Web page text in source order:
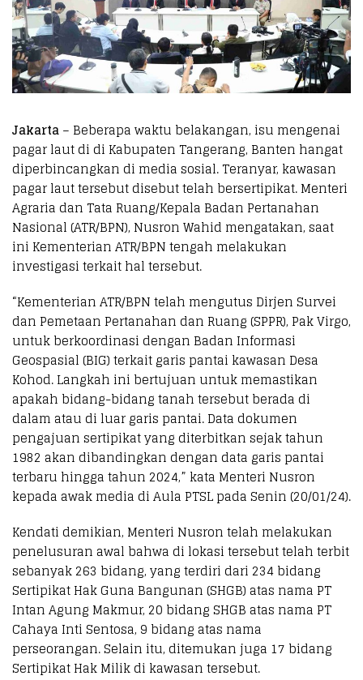
Jakarta– Beberapa waktu belakangan, isu mengenai
pagar laut di di Kabupaten Tangerang, Banten hangat
diperbincangkan di media sosial. Teranyar, kawasan
pagar laut tersebut disebut telah bersertipikat. Menteri
Agraria dan Tata Ruang/Kepala Badan Pertanahan
Nasional (ATR/BPN), Nusron Wahid mengatakan, saat
ini Kementerian ATR/BPN tengah melakukan
investigasi terkait hal tersebut.
“Kementerian ATR/BPN telah mengutus Dirjen Survei
dan Pemetaan Pertanahan dan Ruang (SPPR), Pak Virgo,
untuk berkoordinasi dengan Badan Informasi
Geospasial (BIG) terkait garis pantai kawasan Desa
Kohod. Langkah ini bertujuan untuk memastikan
apakah bidang-bidang tanah tersebut berada di
dalam atau di luar garis pantai. Data dokumen
pengajuan sertipikat yang diterbitkan sejak tahun
1982 akan dibandingkan dengan data garis pantai
terbaru hingga tahun 2024,” kata Menteri Nusron
kepada awak media di Aula PTSL pada Senin (20/01/24).
Kendati demikian, Menteri Nusron telah melakukan
penelusuran awal bahwa di lokasi tersebut telah terbit
sebanyak 263 bidang, yang terdiri dari 234 bidang
Sertipikat Hak Guna Bangunan (SHGB) atas nama PT
Intan Agung Makmur, 20 bidang SHGB atas nama PT
Cahaya Inti Sentosa, 9 bidang atas nama
perseorangan. Selain itu, ditemukan juga 17 bidang
Sertipikat Hak Milik di kawasan tersebut.